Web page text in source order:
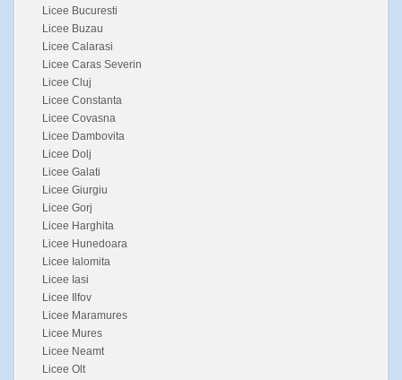
Licee Bucuresti
Licee Buzau
Licee Calarasi
Licee Caras Severin
Licee Cluj
Licee Constanta
Licee Covasna
Licee Dambovita
Licee Dolj
Licee Galati
Licee Giurgiu
Licee Gorj
Licee Harghita
Licee Hunedoara
Licee Ialomita
Licee Iasi
Licee Ilfov
Licee Maramures
Licee Mures
Licee Neamt
Licee Olt